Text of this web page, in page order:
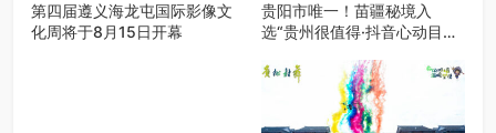
第四届遵义海龙屯国际影像文
化周将于8月15日开幕
贵阳市唯一！苗疆秘境入
选“贵州很值得·抖音心动目的
赴一场秘境之约